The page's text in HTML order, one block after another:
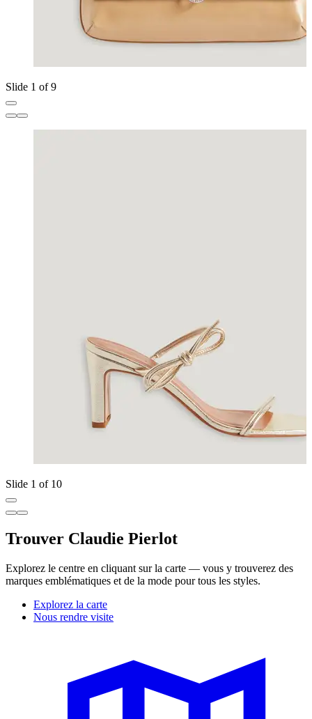
Slide 1 of 9
Slide 1 of 10
Trouver Claudie Pierlot
Explorez le centre en cliquant sur la carte — vous y trouverez des
marques emblématiques et de la mode pour tous les styles.
Explorez la carte
Nous rendre visite